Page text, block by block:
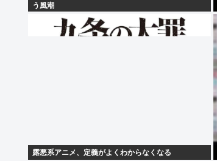
う風潮
露悪系アニメ、定義がよくわからなくなる